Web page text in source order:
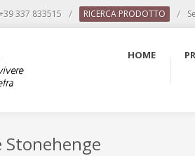
337 833515 / RICERCA PRODOTTO /
HOME
Stonehenge